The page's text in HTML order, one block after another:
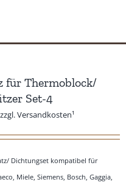
für Thermoblock/
Set-4
Versandkosten¹
Dichtungset kompatibel für
Miele, Siemens, Bosch, Gaggia,